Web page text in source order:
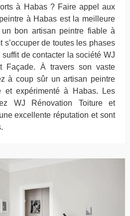
à Habas ? Faire appel aux
à Habas est la meilleure
bon artisan peintre fiable à
s’occuper de toutes les phases
de contacter la société WJ
Façade. À travers son vaste
à coup sûr un artisan peintre
et expérimenté à Habas. Les
WJ Rénovation Toiture et
excellente réputation et sont